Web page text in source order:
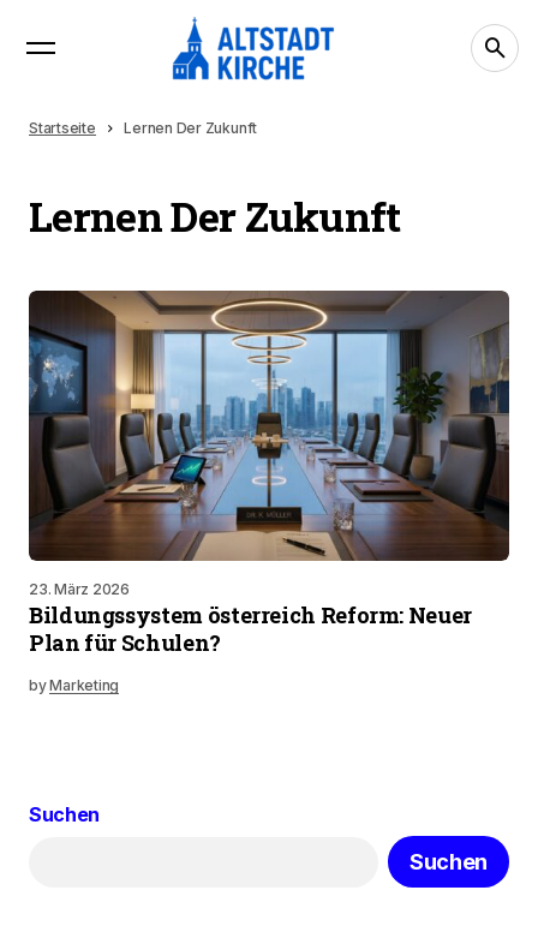
Startseite Lernen Der Zukunft
Lernen Der Zukunft
23. März 2026
Bildungssystem österreich Reform: Neuer
Plan für Schulen?
byMarketing
Suchen
Suchen